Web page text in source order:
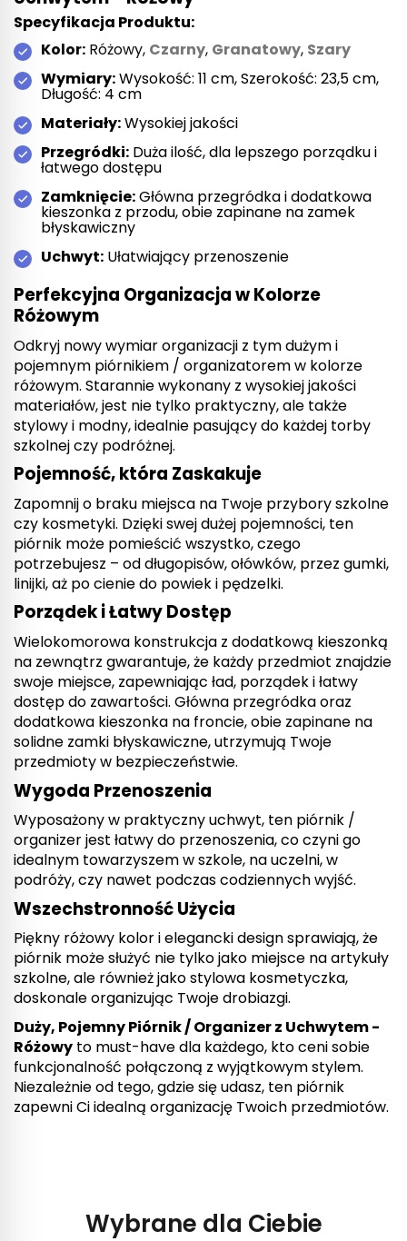
Specyfikacja Produktu:
Kolor: Różowy, Czarny, Granatowy, Szary
Wymiary:Wysokość: 11 cm, Szerokość: 23,5 cm,
Długość: 4 cm
Materiały:Wysokiej jakości
Przegródki: Duża ilość, dla lepszego porządku i
łatwego dostępu
Zamknięcie:Główna przegródka i dodatkowa
kieszonka z przodu, obie zapinane na zamek
błyskawiczny
Uchwyt: Ułatwiający przenoszenie
Perfekcyjna Organizacja w Kolorze
Różowym
Odkryj nowy wymiar organizacji z tym dużym i
pojemnym piórnikiem / organizatorem w kolorze
różowym. Starannie wykonany z wysokiej jakości
materiałów, jest nie tylko praktyczny, ale także
stylowy i modny, idealnie pasujący do każdej torby
szkolnej czy podróżnej.
Pojemność, która Zaskakuje
Zapomnij o braku miejsca na Twoje przybory szkolne
czy kosmetyki. Dzięki swej dużej pojemności, ten
piórnik może pomieścić wszystko, czego
potrzebujesz – od długopisów, ołówków, przez gumki,
linijki, aż po cienie do powiek i pędzelki.
Porządek i Łatwy Dostęp
Wielokomorowa konstrukcja z dodatkową kieszonką
na zewnątrz gwarantuje, że każdy przedmiot znajdzie
swoje miejsce, zapewniając ład, porządek i łatwy
dostęp do zawartości. Główna przegródka oraz
dodatkowa kieszonka na froncie, obie zapinane na
solidne zamki błyskawiczne, utrzymują Twoje
przedmioty w bezpieczeństwie.
Wygoda Przenoszenia
Wyposażony w praktyczny uchwyt, ten piórnik /
organizer jest łatwy do przenoszenia, co czyni go
idealnym towarzyszem w szkole, na uczelni, w
podróży, czy nawet podczas codziennych wyjść.
Wszechstronność Użycia
Piękny różowy kolor i elegancki design sprawiają, że
piórnik może służyć nie tylko jako miejsce na artykuły
szkolne, ale również jako stylowa kosmetyczka,
doskonale organizując Twoje drobiazgi.
Duży, Pojemny Piórnik / Organizer z Uchwytem -
Różowy to must-have dla każdego, kto ceni sobie
funkcjonalność połączoną z wyjątkowym stylem.
Niezależnie od tego, gdzie się udasz, ten piórnik
zapewni Ci idealną organizację Twoich przedmiotów.
Wybrane dla Ciebie